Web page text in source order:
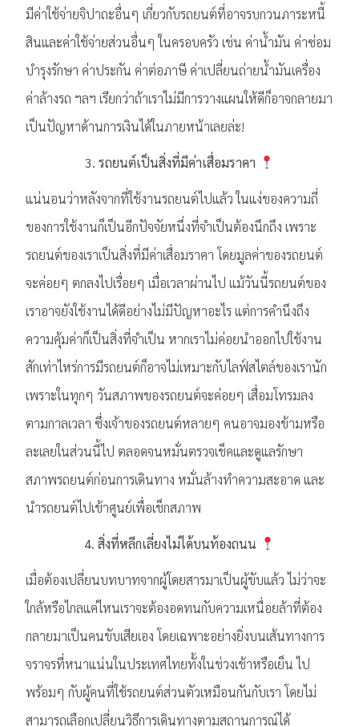
มีค่าใช้จ่ายจิปาถะอื่นๆ เกี่ยวกับรถยนต์ที่อาจรบกวนภาระหนี้
สินและค่าใช้จ่ายส่วนอื่นๆ ในครอบครัว เช่น ค่าน้ำมัน ค่าซ่อม
บำรุงรักษา ค่าประกัน ค่าต่อภาษี ค่าเปลี่ยนถ่ายน้ำมันเครื่อง
ค่าล้างรถ ฯลฯ เรียกว่าถ้าเราไม่มีการวางแผนให้ดีก็อาจกลายมา
เป็นปัญหาด้านการเงินได้ในภายหน้าเลยล่ะ!
3. รถยนต์เป็นสิ่งที่มีค่าเสื่อมราคา
แน่นอนว่าหลังจากที่ใช้งานรถยนต์ไปแล้ว ในแง่ของความถี่
ของการใช้งานก็เป็นอีกปัจจัยหนึ่งที่จำเป็นต้องนึกถึง เพราะ
รถยนต์ของเราเป็นสิ่งที่มีค่าเสื่อมราคา โดยมูลค่าของรถยนต์
จะค่อยๆ ตกลงไปเรื่อยๆ เมื่อเวลาผ่านไป แม้วันนี้รถยนต์ของ
เราอาจยังใช้งานได้ดีอย่างไม่มีปัญหาอะไร แต่การคำนึงถึง
ความคุ้มค่าก็เป็นสิ่งที่จำเป็น หากเราไม่ค่อยนำออกไปใช้งาน
สักเท่าไหร่การมีรถยนต์ก็อาจไม่เหมาะกับไลฟ์สไตล์ของเรานัก
เพราะในทุกๆ วันสภาพของรถยนต์จะค่อยๆ เสื่อมโทรมลง
ตามกาลเวลา ซึ่งเจ้าของรถยนต์หลายๆ คนอาจมองข้ามหรือ
ละเลยในส่วนนี้ไป ตลอดจนหมั่นตรวจเช็คและดูแลรักษา
สภาพรถยนต์ก่อนการเดินทาง หมั่นล้างทำความสะอาด และ
นำรถยนต์ไปเข้าศูนย์เพื่อเช็กสภาพ
4. สิ่งที่หลีกเลี่ยงไม่ได้บนท้องถนน
เมื่อต้องเปลี่ยนบทบาทจากผู้โดยสารมาเป็นผู้ขับแล้ว ไม่ว่าจะ
ใกล้หรือไกลแค่ไหนเราจะต้องอดทนกับความเหนื่อยล้าที่ต้อง
กลายมาเป็นคนขับเสียเอง โดยเฉพาะอย่างยิ่งบนเส้นทางการ
จราจรที่หนาแน่นในประเทศไทยทั้งในช่วงเช้าหรือเย็น ไป
พร้อมๆ กับผู้คนที่ใช้รถยนต์ส่วนตัวเหมือนกันกับเรา โดยไม่
สามารถเลือกเปลี่ยนวิธีการเดินทางตามสถานการณ์ได้